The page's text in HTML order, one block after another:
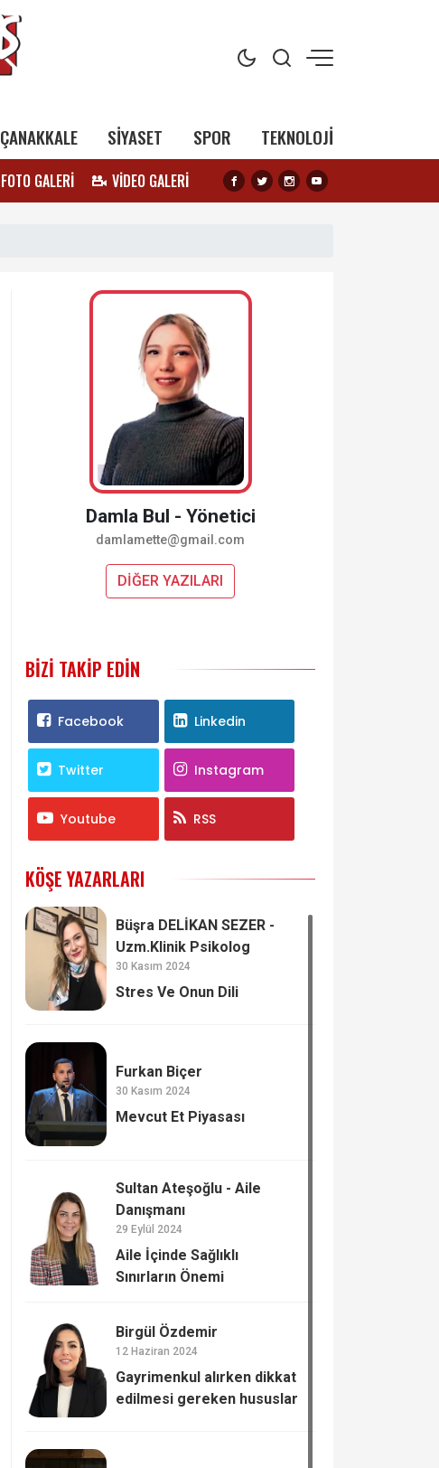
ÇANAKKALE SİYASET SPOR TEKNOLOJİ
FOTO GALERİ VİDEO GALERİ
Damla Bul - Yönetici
damlamette@gmail.com
DİĞER YAZILARI
BIZI TAKIP EDIN
Facebook Linkedin
Twitter Instagram
Youtube RSS
KÖŞE YAZARLARI
Büşra DELİKAN SEZER -
Uzm.Klinik Psikolog
30 Kasım 2024
Stres Ve Onun Dili
Furkan Biçer
30 Kasım 2024
Mevcut Et Piyasası
Sultan Ateşoğlu - Aile
Danışmanı
29 Eylül 2024
Aile İçinde Sağlıklı
Sınırların Önemi
Birgül Özdemir
12 Haziran 2024
Gayrimenkul alırken dikkat
edilmesi gereken hususlar